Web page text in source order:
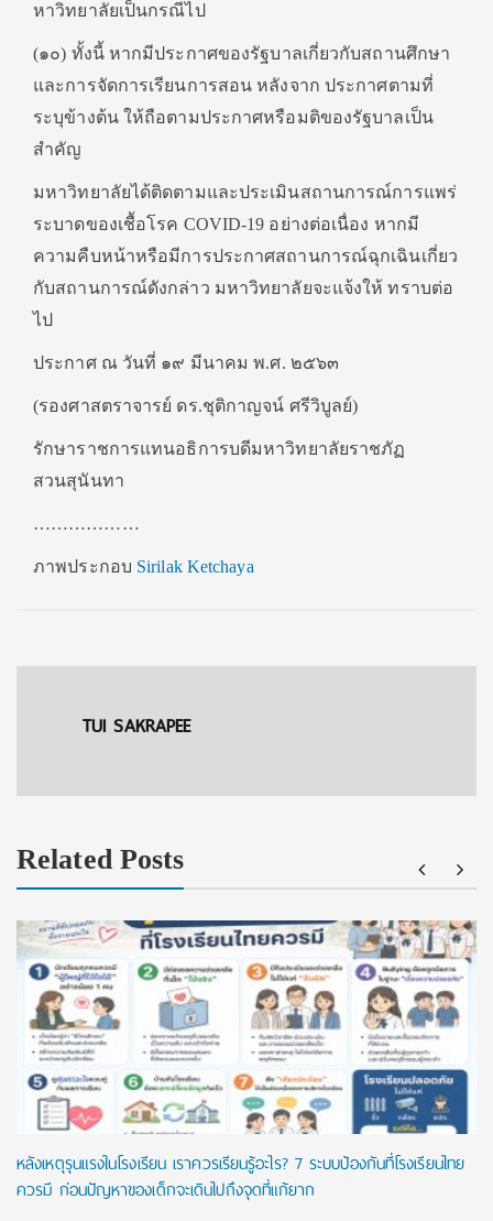
หาวิทยาลัยเป็นกรณีไป
(๑๐) ทั้งนี้ หากมีประกาศของรัฐบาลเกี่ยวกับสถานศึกษา
และการจัดการเรียนการสอน หลังจาก ประกาศตามที่
ระบุข้างต้น ให้ถือตามประกาศหรือมติของรัฐบาลเป็น
สําคัญ
มหาวิทยาลัยได้ติดตามและประเมินสถานการณ์การแพร่
ระบาดของเชื้อโรค COVID-19 อย่างต่อเนื่อง หากมี
ความคืบหน้าหรือมีการประกาศสถานการณ์ฉุกเฉินเกี่ยว
กับสถานการณ์ดังกล่าว มหาวิทยาลัยจะแจ้งให้ ทราบต่อ
ไป
ประกาศ ณ วันที่ ๑๙ มีนาคม พ.ศ. ๒๕๖๓
(รองศาสตราจารย์ ดร.ชุติกาญจน์ ศรีวิบูลย์)
รักษาราชการแทนอธิการบดีมหาวิทยาลัยราชภัฏ
สวนสุนันทา
………………
ภาพประกอบ Sirilak Ketchaya
TUI SAKRAPEE
Related Posts
หลังเหตุรุนแรงในโรงเรียน เราควรเรียนรู้อะไร? 7 ระบบป้องกันที่โรงเรียนไทย
ควรมี ก่อนปัญหาของเด็กจะเดินไปถึงจุดที่แก้ยาก